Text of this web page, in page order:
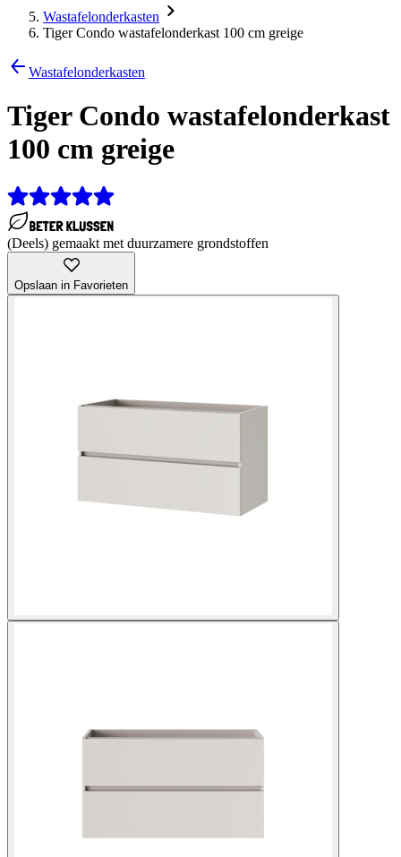
Wastafelonderkasten
Tiger Condo wastafelonderkast 100 cm greige
Wastafelonderkasten
Tiger Condo wastafelonderkast
100 cm greige
(Deels) gemaakt met duurzamere grondstoffen
Opslaan in Favorieten